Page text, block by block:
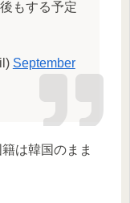
もする予定
September
は韓国のまま